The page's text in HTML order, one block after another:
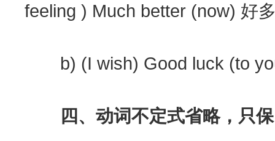
feeling ) Much better (now) 好
b) (I wish) Good luck (to
四、动词不定式省略，只保